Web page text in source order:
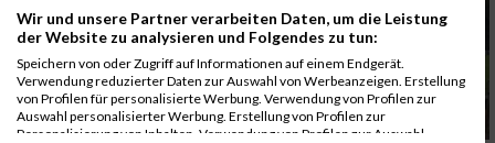
Wir und unsere Partner verarbeiten Daten, um die Leistung
der Website zu analysieren und Folgendes zu tun:
Speichern von oder Zugriff auf Informationen auf einem Endgerät.
Verwendung reduzierter Daten zur Auswahl von Werbeanzeigen. Erstellung
von Profilen für personalisierte Werbung. Verwendung von Profilen zur
Auswahl personalisierter Werbung. Erstellung von Profilen zur
Personalisierung von Inhalten. Verwendung von Profilen zur Auswahl